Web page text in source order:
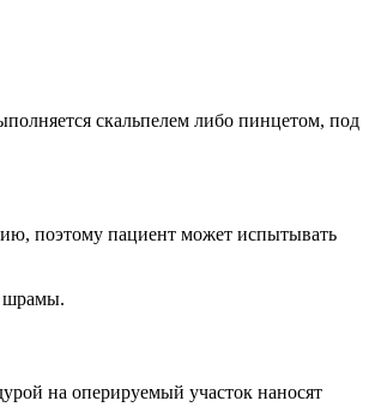
скальпелем либо пинцетом, под
поэтому пациент может испытывать
шрамы.
на оперируемый участок наносят